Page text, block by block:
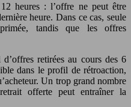
heures : l’offre ne peut être
heure. Dans ce cas, seule
tandis que les offres
retirées au cours des 6
dans le profil de rétroaction,
Un trop grand nombre
offerte peut entraîner la